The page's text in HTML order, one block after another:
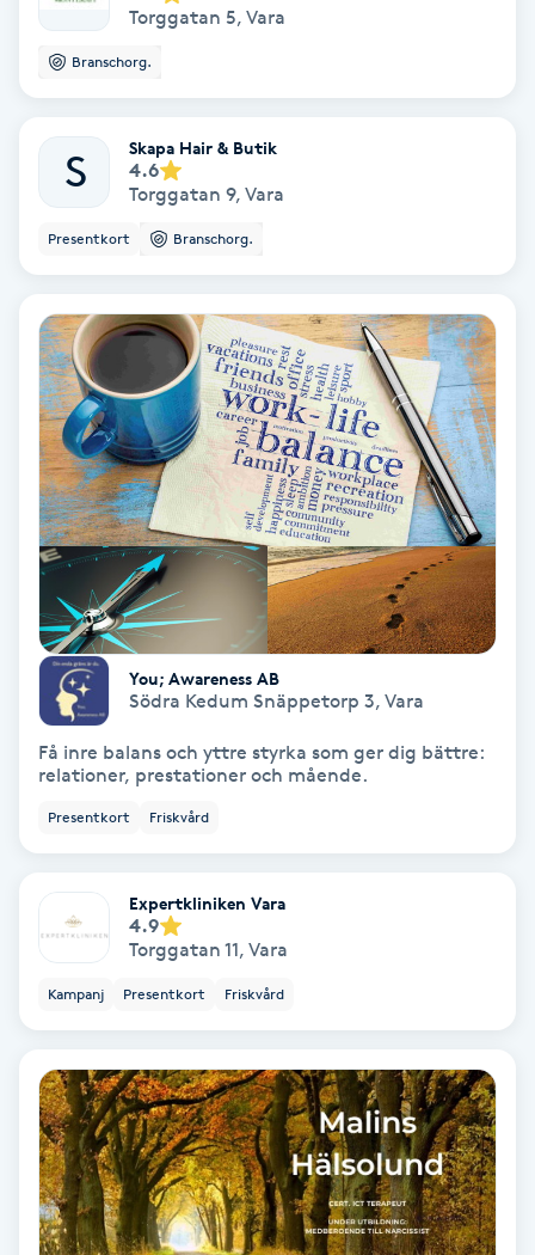
Färgning
Föning
Gel naglar
Gellack
Gellack med förstärkning
Gravidmassage
Gravidyoga
Gruppträning
Gua Sha-massage
Hatha Yoga
Headspa
Healing
Herrklippning
HIFU
Hollywood Peel
Hot Stone Massage
Hot yoga
Torggatan 5, Vara
Branschorg.
S Skapa Hair & Butik
4.6
Torggatan 9, Vara
Presentkort Branschorg.
You; Awareness AB
Södra Kedum Snäppetorp 3, Vara
Få inre balans och yttre styrka som ger dig bättre:
relationer, prestationer och mående.
Presentkort Friskvård
Expertkliniken Vara
4.9
Torggatan 11, Vara
Kampanj Presentkort Friskvård